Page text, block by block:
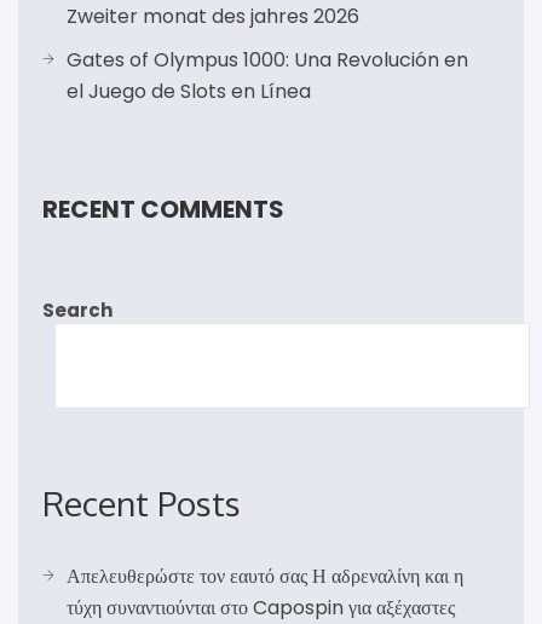
Zweiter monat des jahres 2026
Gates of Olympus 1000: Una Revolución en
el Juego de Slots en Línea
RECENT COMMENTS
Search
Recent Posts
Απελευθερώστε τον εαυτό σας Η αδρεναλίνη και η
τύχη συναντιούνται στο Capospin για αξέχαστες